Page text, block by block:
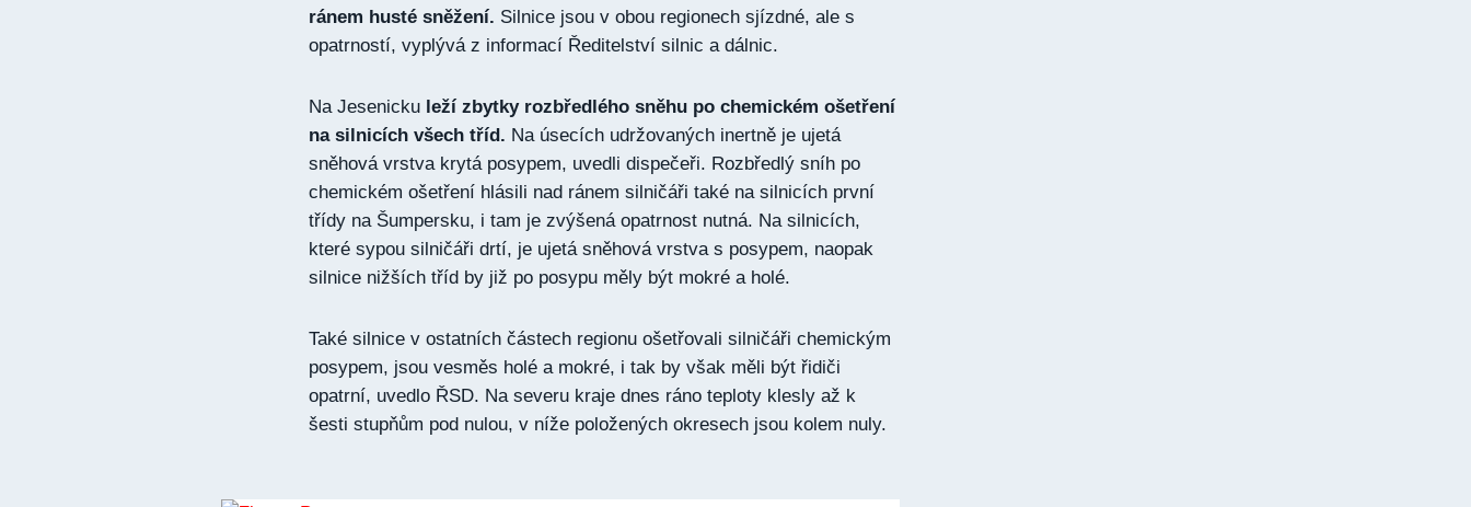
ránem husté sněžení. Silnice jsou v obou regionech sjízdné, ale s
opatrností, vyplývá z informací Ředitelství silnic a dálnic.
Na Jesenicku leží zbytky rozbředlého sněhu po chemickém ošetření
na silnicích všech tříd. Na úsecích udržovaných inertně je ujetá
sněhová vrstva krytá posypem, uvedli dispečeři. Rozbředlý sníh po
chemickém ošetření hlásili nad ránem silničáři také na silnicích první
třídy na Šumpersku, i tam je zvýšená opatrnost nutná. Na silnicích,
které sypou silničáři drtí, je ujetá sněhová vrstva s posypem, naopak
silnice nižších tříd by již po posypu měly být mokré a holé.
Také silnice v ostatních částech regionu ošetřovali silničáři chemickým
posypem, jsou vesměs holé a mokré, i tak by však měli být řidiči
opatrní, uvedlo ŘSD. Na severu kraje dnes ráno teploty klesly až k
šesti stupňům pod nulou, v níže položených okresech jsou kolem nuly.